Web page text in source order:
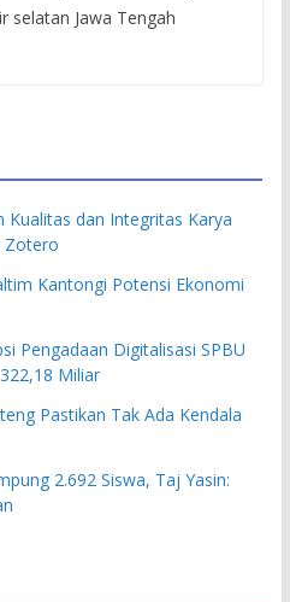
selatan Jawa Tengah
Kualitas dan Integritas Karya
Zotero
Kantongi Potensi Ekonomi
Pengadaan Digitalisasi SPBU
Miliar
Pastikan Tak Ada Kendala
2.692 Siswa, Taj Yasin: